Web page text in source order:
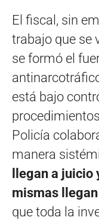
El fiscal, sin
trabajo que se
se formó el
está bajo
Policía
manera
llegan a
mismas
que toda la